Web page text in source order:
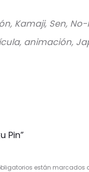
Kamaji, Sen,
animación,
Pin”
están marcados